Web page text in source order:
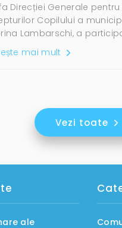
Direcției Generale
Copilului a
Lambarschi, a
mai mult
Vezi toate
ale